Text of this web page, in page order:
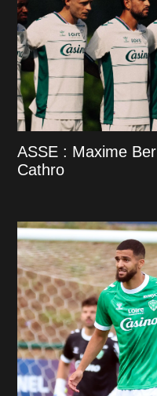
ASSE : Maxime
Cathro